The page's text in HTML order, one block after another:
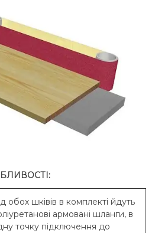
обох шківів в комплекті йдуть
армовані шланги, в
точку підключення до